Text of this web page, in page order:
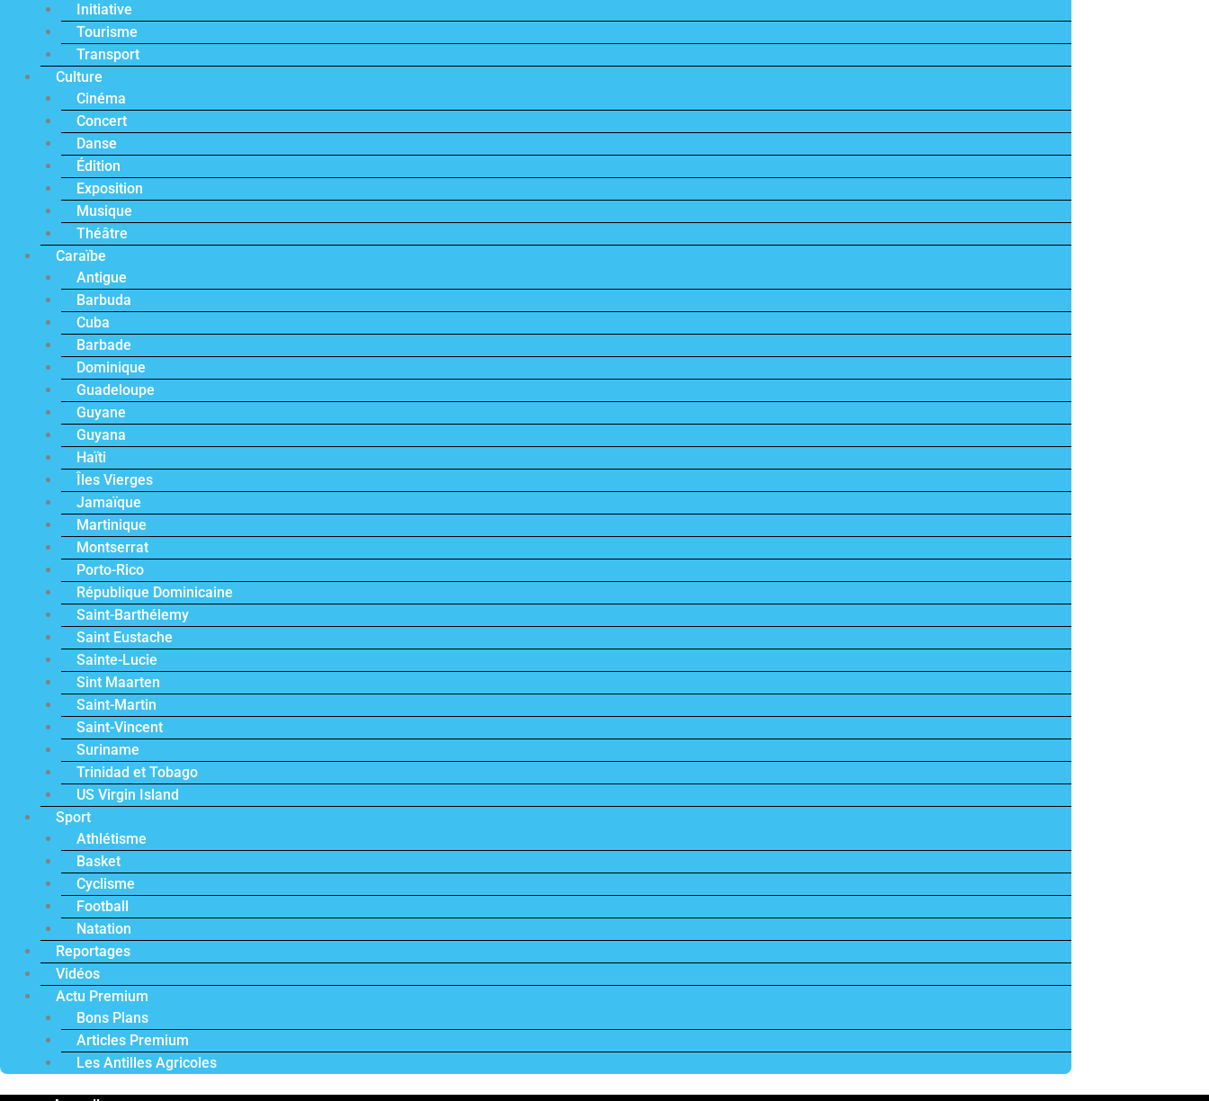
Initiative
Tourisme
Transport
Culture
Cinéma
Concert
Danse
Édition
Exposition
Musique
Théâtre
Caraïbe
Antigue
Barbuda
Cuba
Barbade
Dominique
Guadeloupe
Guyane
Guyana
Haïti
Îles Vierges
Jamaïque
Martinique
Montserrat
Porto-Rico
République Dominicaine
Saint-Barthélemy
Saint Eustache
Sainte-Lucie
Sint Maarten
Saint-Martin
Saint-Vincent
Suriname
Trinidad et Tobago
US Virgin Island
Sport
Athlétisme
Basket
Cyclisme
Football
Natation
Reportages
Vidéos
Actu Premium
Bons Plans
Articles Premium
Les Antilles Agricoles